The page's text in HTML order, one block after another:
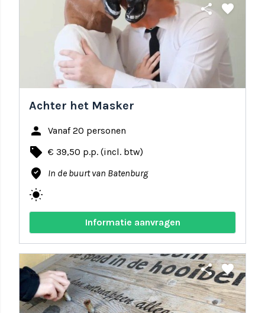
share favorite
Achter het Masker
person Vanaf 20 personen
local_offer € 39,50 p.p. (incl. btw)
where_to_vote In de buurt van Batenburg
wb_sunny
Informatie aanvragen
share favorite